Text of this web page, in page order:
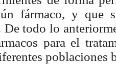
fármaco, y que
De todo lo
para el
poblaciones